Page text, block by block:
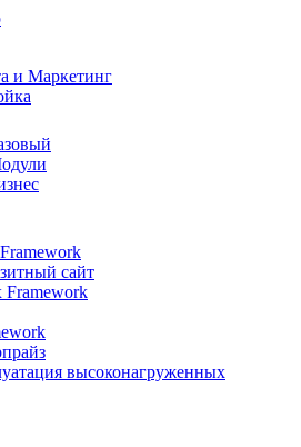
и Маркетинг
сайт
высоконагруженных